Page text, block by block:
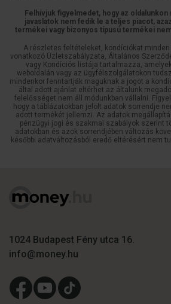
Felhívjuk figyelmedet, hogy az
javaslatok nem fedik le a teljes piacot,
termékei vagy bizonyos típusú termékei
A részletes feltételeket, kondíciókat
vonatkozó Üzletszabályzata, Általános
vagy Kondíciós listája tartalmazza,
weboldalán vagy az ügyfélszolgálatokon
mindenkor fenntartják maguknak a jogot a
által adott ajánlat eltérhet az általunk
felelősséget nem áll módunkban vállalni.
hogy a táblázatokban jelölt adatok sorrendje
adott termékét jellemzi. Az adatok
pénzügyi jogi és szakmai szabályok szerint
adatokban és azok sorrendjében változás
későbbi adatváltozásból eredő eltérésért nem
1024 Budapest Fény utca 16.
info@money.hu